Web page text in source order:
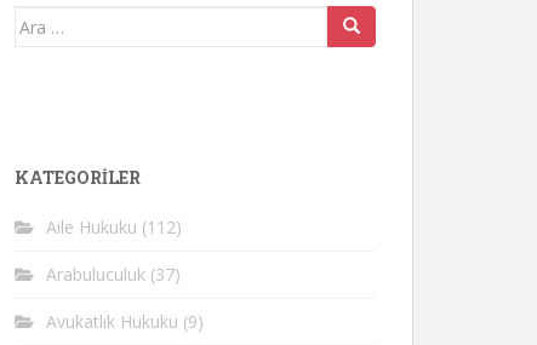
Arama
KATEGORİLER
Aile Hukuku (112)
Arabuluculuk (37)
Avukatlık Hukuku (9)